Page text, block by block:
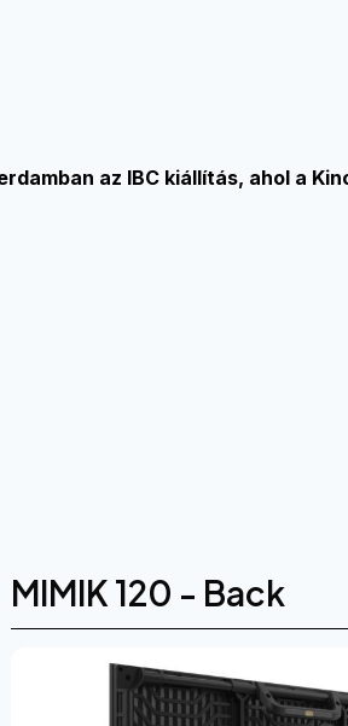
az IBC kiállítás, ahol a
MIMIK 120 - Back